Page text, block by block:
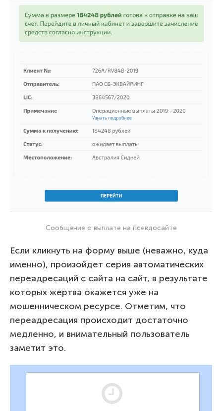
Сообщение о выплате на псевдосайте
Если кликнуть на форму выше (неважно, куда
именно), произойдет серия автоматических
переадресаций с сайта на сайт, в результате
которых жертва окажется уже на
мошенническом ресурсе. Отметим, что
переадресация происходит достаточно
медленно, и внимательный пользователь
заметит это.